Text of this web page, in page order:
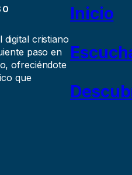
digital cristiano
paso en
ofreciéndote
que
Inicio